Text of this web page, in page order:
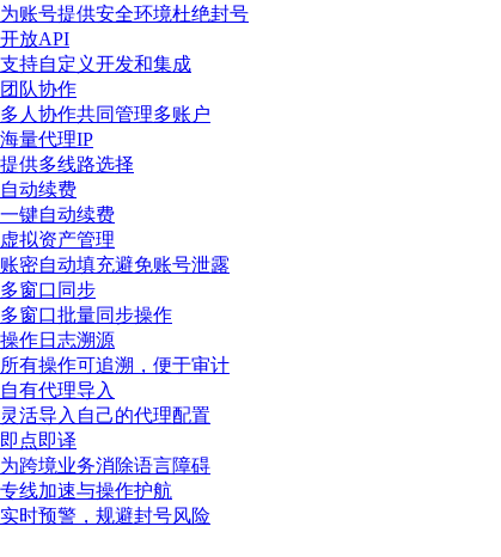
为账号提供安全环境杜绝封号
开放API
支持自定义开发和集成
团队协作
多人协作共同管理多账户
海量代理IP
提供多线路选择
自动续费
一键自动续费
虚拟资产管理
账密自动填充避免账号泄露
多窗口同步
多窗口批量同步操作
操作日志溯源
所有操作可追溯，便于审计
自有代理导入
灵活导入自己的代理配置
即点即译
为跨境业务消除语言障碍
专线加速与操作护航
实时预警，规避封号风险